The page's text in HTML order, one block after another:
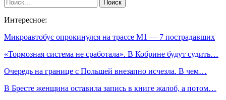
Интересное:
Микроавтобус опрокинулся на трассе М1 — 7 пострадавших
«Тормозная система не сработала». В Кобрине будут судить…
Очередь на границе с Польшей внезапно исчезла. В чем…
В Бресте женщина оставила запись в книге жалоб, а потом…